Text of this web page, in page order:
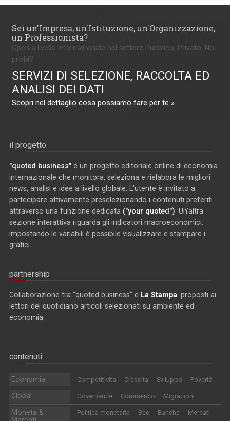
Sei un'Impresa, un'Istituzione, un'Organizzazione,
un Professionista?
Operi a livello internazionale nel settore Pubblico, Privato, No-
profit?
SERVIZI DI SELEZIONE, RACCOLTA ED
ANALISI DEI DATI
Scopri nel dettaglio cosa possiamo fare per te »
il progetto
"quoted business" è un progetto editoriale online di economia
internazionale che monitora, seleziona e rielabora le migliori
news, analisi e idee a livello globale. L'utente è invitato a
partecipare attivamente preselezionando i contenuti preferiti
attraverso una funzione dedicata ("your quoted") . Un'altra
sezione interattiva riguarda gli indicatori macroeconomici:
impostando le variabili è possibile visualizzare e stampare i
grafici.
partnership
Collaborazione tra "quoted business" e La Stampa: proposti ai
lettori del quotidiano articoli selezionati su ambiente ed
economia.
contenuti
Economia Competitività Crescita Sviluppo Povertà
Global Governance Commercio Migrazioni
Moneta &
Politica monetaria Bce Banche Mercati